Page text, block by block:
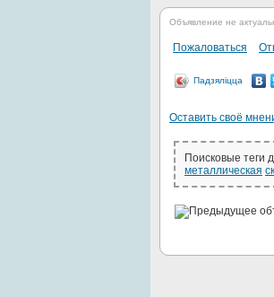
Объявление не
Пожаловаться
Падзяліцца
Оставить своё
Поисковые теги
металлическая